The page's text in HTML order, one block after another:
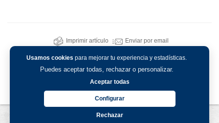
Usamos cookies para mejorar tu experiencia y estadísticas.
Puedes aceptar todas, rechazar o personalizar.
Aceptar todas
Configurar
Rechazar
Imprimir artículo Enviar por email
Política de privacidad